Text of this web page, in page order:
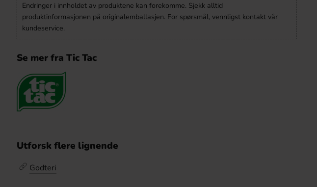
Endringer i innholdet av produktene kan forekomme. Sjekk alltid
produktinformasjonen på originalemballasjen. For spørsmål, vennligst kontakt vår
kundeservice.
Se mer fra Tic Tac
Utforsk flere lignende
Godteri